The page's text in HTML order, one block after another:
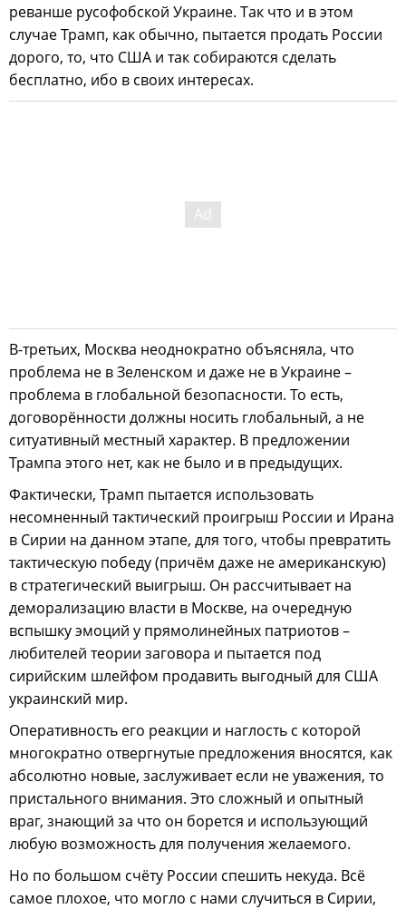
реванше русофобской Украине. Так что и в этом
случае Трамп, как обычно, пытается продать России
дорого, то, что США и так собираются сделать
бесплатно, ибо в своих интересах.
В-третьих, Москва неоднократно объясняла, что
проблема не в Зеленском и даже не в Украине –
проблема в глобальной безопасности. То есть,
договорённости должны носить глобальный, а не
ситуативный местный характер. В предложении
Трампа этого нет, как не было и в предыдущих.
Фактически, Трамп пытается использовать
несомненный тактический проигрыш России и Ирана
в Сирии на данном этапе, для того, чтобы превратить
тактическую победу (причём даже не американскую)
в стратегический выигрыш. Он рассчитывает на
деморализацию власти в Москве, на очередную
вспышку эмоций у прямолинейных патриотов –
любителей теории заговора и пытается под
сирийским шлейфом продавить выгодный для США
украинский мир.
Оперативность его реакции и наглость с которой
многократно отвергнутые предложения вносятся, как
абсолютно новые, заслуживает если не уважения, то
пристального внимания. Это сложный и опытный
враг, знающий за что он борется и использующий
любую возможность для получения желаемого.
Но по большом счёту России спешить некуда. Всё
самое плохое, что могло с нами случиться в Сирии,